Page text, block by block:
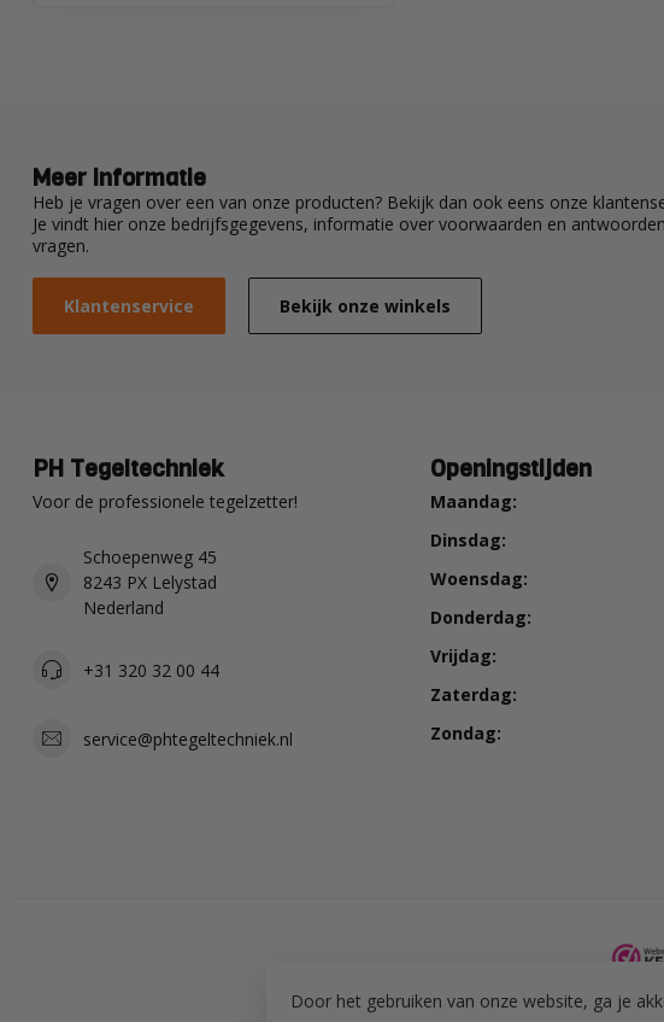
Meer informatie
Heb je vragen over een van onze producten? Bekijk dan ook eens onze
Je vindt hier onze bedrijfsgegevens, informatie over voorwaarden en
vragen.
Klantenservice Bekijk onze winkels
PH Tegeltechniek
Voor de professionele tegelzetter!
Schoepenweg 45
8243 PX Lelystad
Nederland
+31 320 32 00 44
service@phtegeltechniek.nl
Openingstijden
Maandag:
Dinsdag:
Woensdag:
Donderdag:
Vrijdag:
Zaterdag:
Zondag:
Door het gebruiken van onze website, ga je